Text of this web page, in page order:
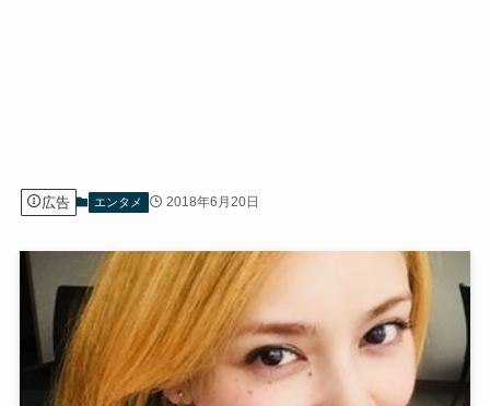
広告 エンタメ 2018年6月20日